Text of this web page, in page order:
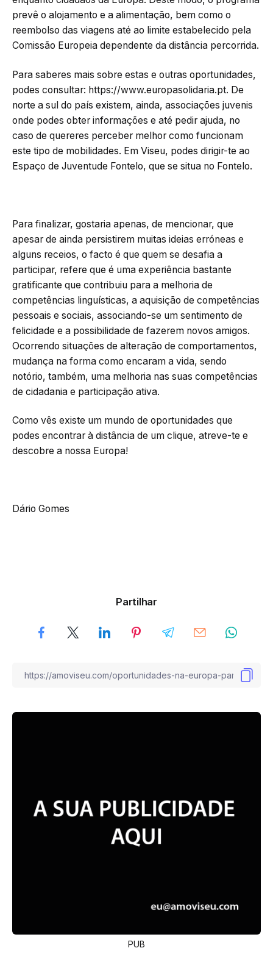
prevê o alojamento e a alimentação, bem como o
reembolso das viagens até ao limite estabelecido pela
Comissão Europeia dependente da distância percorrida.
Para saberes mais sobre estas e outras oportunidades,
podes consultar: https://www.europasolidaria.pt. De
norte a sul do país existem, ainda, associações juvenis
onde podes obter informações e até pedir ajuda, no
caso de quereres perceber melhor como funcionam
este tipo de mobilidades. Em Viseu, podes dirigir-te ao
Espaço de Juventude Fontelo, que se situa no Fontelo.
Para finalizar, gostaria apenas, de mencionar, que
apesar de ainda persistirem muitas ideias erróneas e
alguns receios, o facto é que quem se desafia a
participar, refere que é uma experiência bastante
gratificante que contribuiu para a melhoria de
competências linguísticas, a aquisição de competências
pessoais e sociais, associando-se um sentimento de
felicidade e a possibilidade de fazerem novos amigos.
Ocorrendo situações de alteração de comportamentos,
mudança na forma como encaram a vida, sendo
notório, também, uma melhoria nas suas competências
de cidadania e participação ativa.
Como vês existe um mundo de oportunidades que
podes encontrar à distância de um clique, atreve-te e
descobre a nossa Europa!
Dário Gomes
Partilhar
PUB